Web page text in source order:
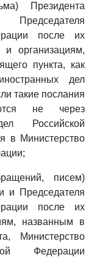
Президента
после их
организациям,
пункта, как
дел
такие послания
не через
Российской
в Министерство
писем)
и Председателя
после их
названным в
Министерство
Федерации